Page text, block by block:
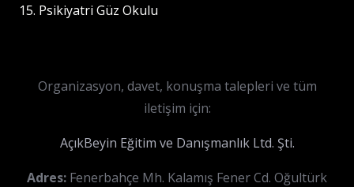
15. Psikiyatri Güz Okulu
Organizasyon, davet, konuşma talepleri ve tüm
iletişim için:
AçıkBeyin Eğitim ve Danışmanlık Ltd. Şti.
Adres: Fenerbahçe Mh. Kalamış Fener Cd. Oğultürk